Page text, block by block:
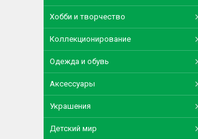
Хобби и творчество
Коллекционирование
Одежда и обувь
Аксессуары
Украшения
Детский мир